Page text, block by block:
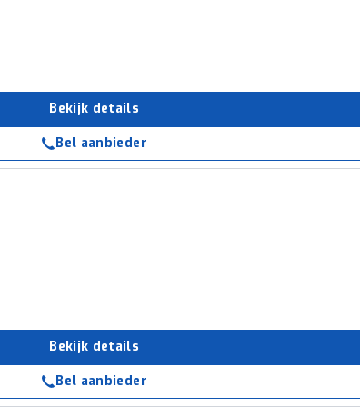
Bekijk details
Bel aanbieder
Bekijk details
Bel aanbieder